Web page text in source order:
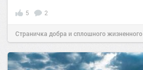
5 2
Страничка добра и сплошного жизненного
позитива!08:2002 фев 2025